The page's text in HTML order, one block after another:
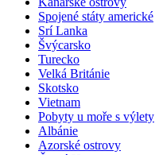
Spojené státy americké
Srí Lanka
Švýcarsko
Turecko
Velká Británie
Skotsko
Vietnam
Pobyty u moře s výlety
Albánie
Azorské ostrovy